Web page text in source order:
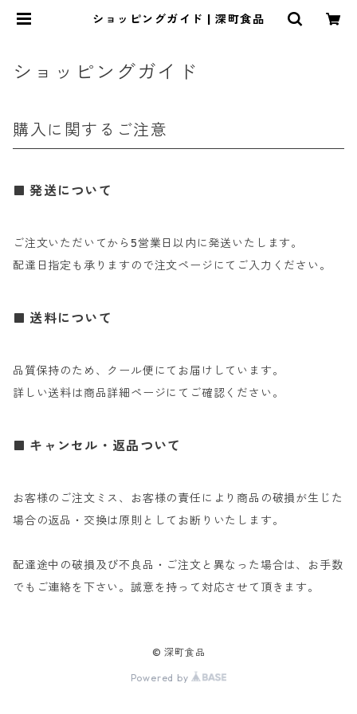
ショッピングガイド | 深町食品
ショッピングガイド
購入に関するご注意
発送について
ご注文いただいてから5営業日以内に発送いたします。
配達日指定も承りますので注文ページにてご入力ください。
送料について
品質保持のため、クール便にてお届けしています。
詳しい送料は商品詳細ページにてご確認ください。
キャンセル・返品ついて
お客様のご注文ミス、お客様の責任により商品の破損が生じた
場合の返品・交換は原則としてお断りいたします。
配達途中の破損及び不良品・ご注文と異なった場合は、お手数
でもご連絡を下さい。誠意を持って対応させて頂きます。
© 深町食品
Powered by